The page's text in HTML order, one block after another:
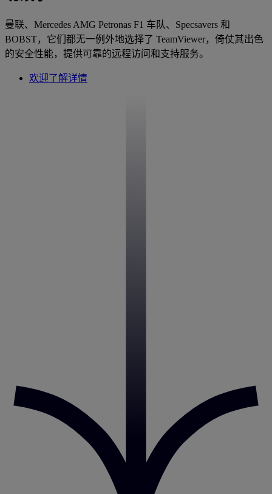
曼联、Mercedes AMG Petronas F1 车队、Specsavers 和
BOBST，它们都无一例外地选择了 TeamViewer，倚仗其出色
的安全性能，提供可靠的远程访问和支持服务。
欢迎了解详情